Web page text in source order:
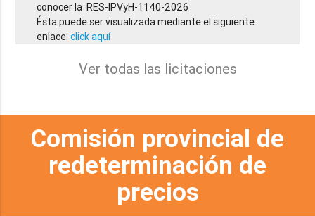
conocer la RES-IPVyH-1140-2026
Ésta puede ser visualizada mediante el siguiente
enlace:click aquí
Ver todas las licitaciones
Comisión provincial de
redeterminación de
precios